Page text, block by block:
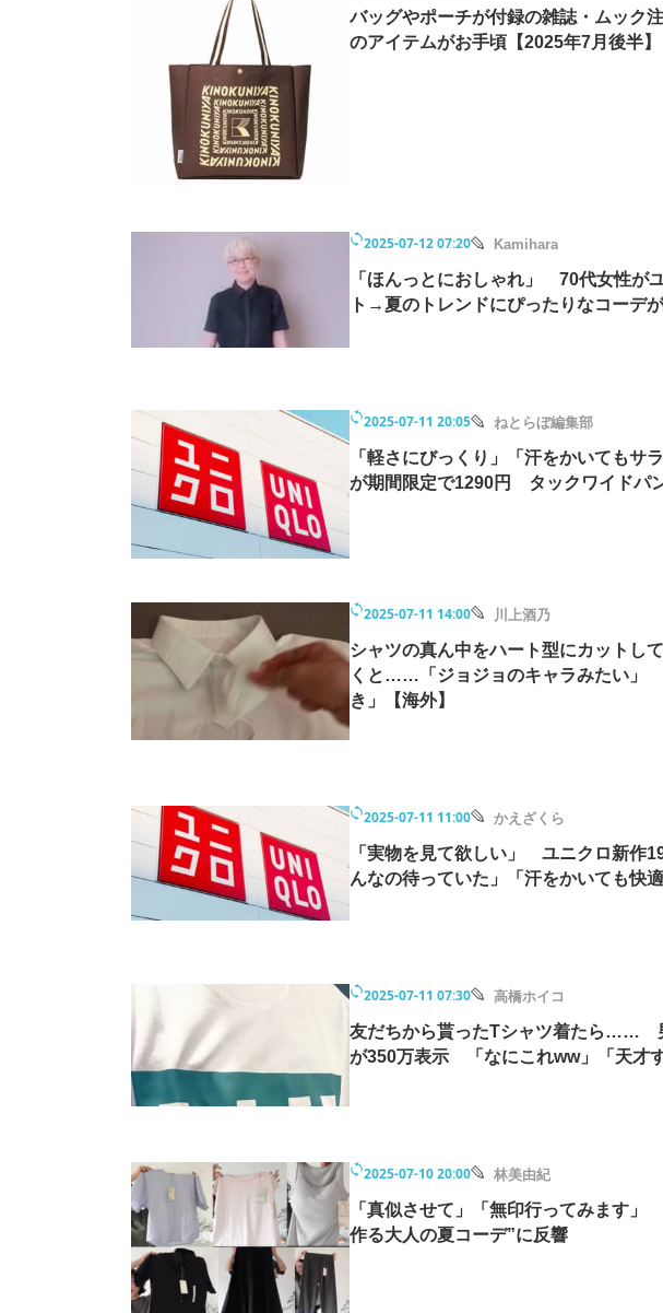
バッグやポーチが付録の雑誌・ムック
のアイテムがお手頃【2025年7月後半】
2025-07-12 07:20 Kamihara
「ほんっとにおしゃれ」 70代女性が
ト→夏のトレンドにぴったりなコーデ
2025-07-11 20:05 ねとらぼ編集部
「軽さにびっくり」「汗をかいても
が期間限定で1290円 タックワイドパ
2025-07-11 14:00 川上酒乃
シャツの真ん中をハート型にカットし
くと……「ジョジョのキャラみたい」
き」【海外】
2025-07-11 11:00 かえざくら
「実物を見て欲しい」 ユニクロ新作
んなの待っていた」「汗をかいても快適
2025-07-11 07:30 高橋ホイコ
友だちから貰ったTシャツ着たら……
が350万表示 「なにこれww」「天才す
2025-07-10 20:00 林美由紀
「真似させて」「無印行ってみます
作る大人の夏コーデ”に反響